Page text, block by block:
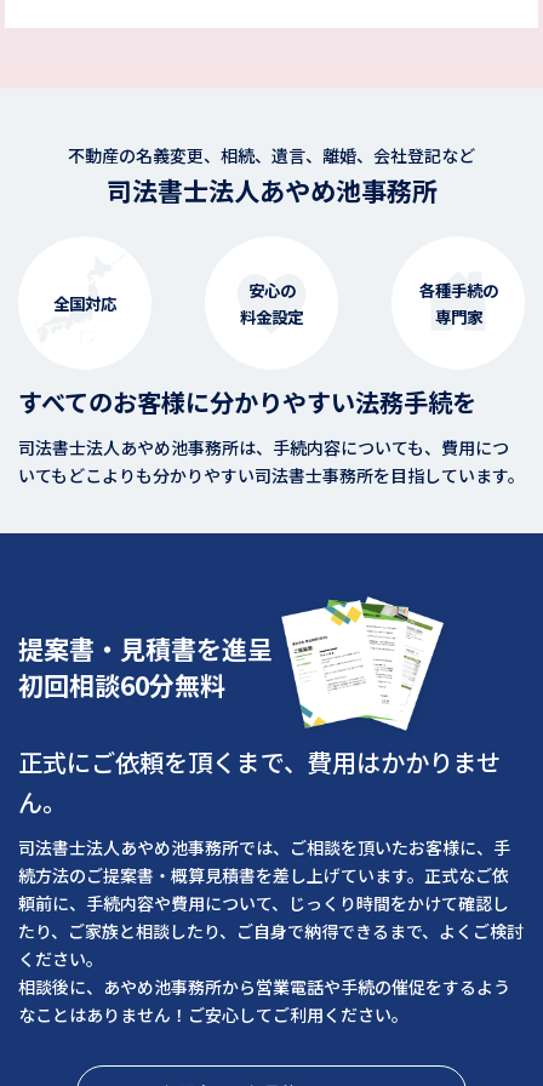
不動産の名義変更、相続、遺言、離婚、会社登記など
司法書士法人あやめ池事務所
全国対応
安心の
料金設定
各種手続の
専門家
すべてのお客様に分かりやすい法務手続を
司法書士法人あやめ池事務所は、手続内容についても、費用につ
いてもどこよりも分かりやすい司法書士事務所を目指しています。
提案書・見積書を進呈
初回相談60分無料
正式にご依頼を頂くまで、費用はかかりませ
ん。
司法書士法人あやめ池事務所では、ご相談を頂いたお客様に、手
続方法のご提案書・概算見積書を差し上げています。正式なご依
頼前に、手続内容や費用について、じっくり時間をかけて確認し
たり、ご家族と相談したり、ご自身で納得できるまで、よくご検討
ください。
相談後に、あやめ池事務所から営業電話や手続の催促をするよう
なことはありません！ご安心してご利用ください。